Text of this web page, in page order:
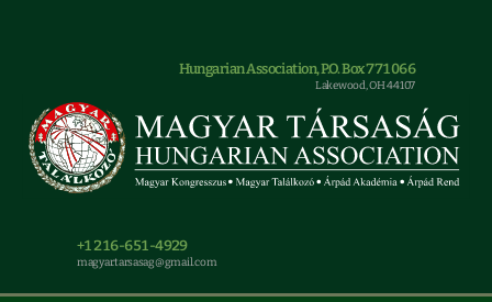
Hungarian Association, P.O. Box 771066
Lakewood, OH 44107
+1 216-651-4929
magyar.tarsasag@gmail.com